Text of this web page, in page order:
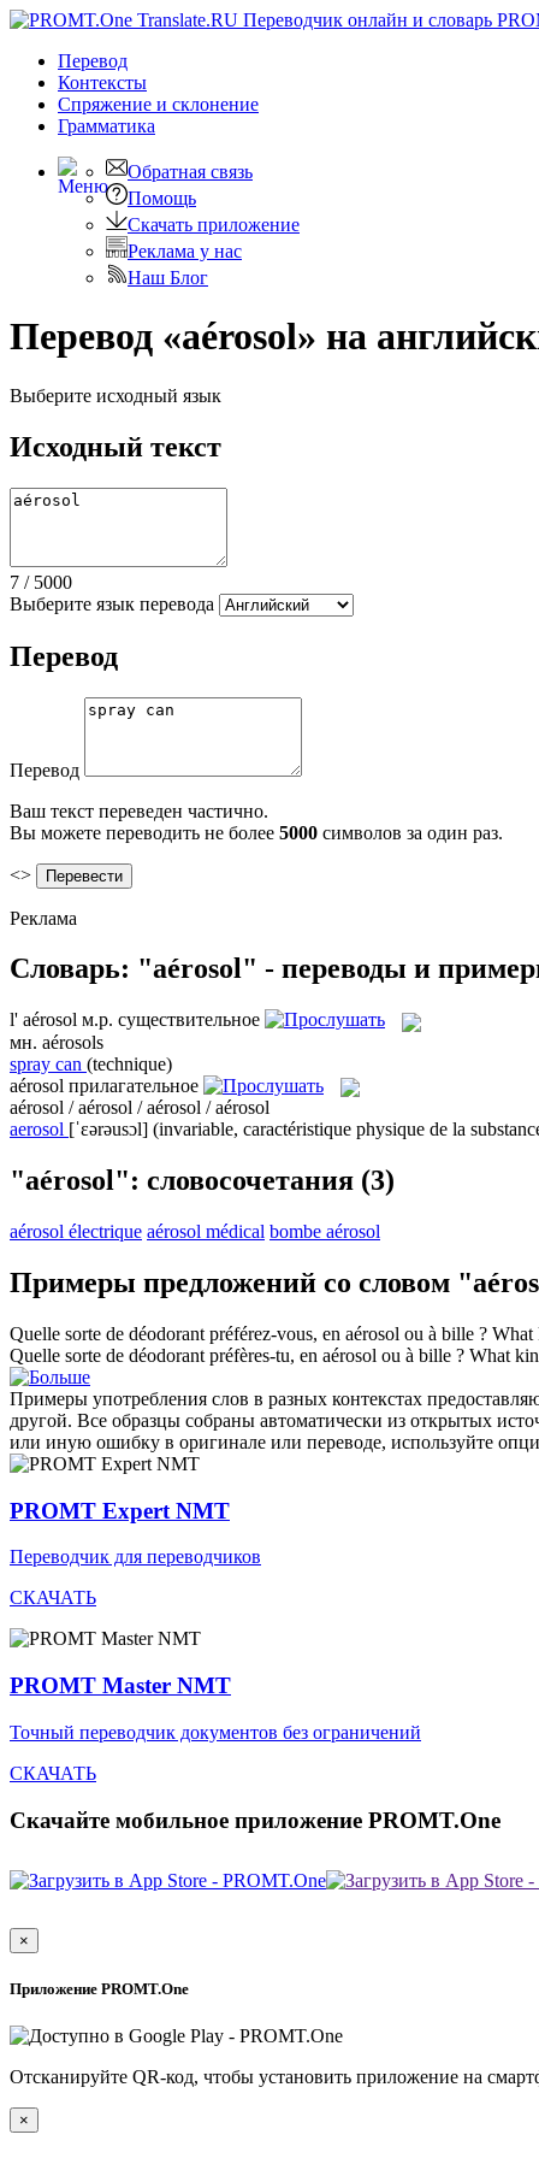
Перевод
Контексты
Спряжение и склонение
Грамматика
Обратная связь
Помощь
Скачать приложение
Реклама у нас
Наш Блог
Перевод «aérosol» на
Выберите исходный язык
Исходный текст
7 / 5000
Выберите язык перевода
Перевод
Перевод
Ваш текст переведен частично.
Вы можете переводить не более 5000 символов за один раз.
<>
Реклама
Словарь: "aérosol" - переводы и
l' aérosol м.р. существительное
мн. aérosols
spray can (technique)
aérosol прилагательное
aérosol / aérosol / aérosol / aérosol
aerosol [ˈɛərəusɔl] (invariable, caractéristique physique de la
"aérosol": словосочетания (3)
aérosol électrique aérosol médical bombe aérosol
Примеры предложений со словом
Quelle sorte de déodorant préférez-vous, en aérosol ou à bille ? What
Quelle sorte de déodorant préfères-tu, en aérosol ou à bille ? What
Примеры употребления слов в разных контекстах
другой. Все образцы собраны автоматически из открытых
или иную ошибку в оригинале или переводе, используйте
PROMT Expert NMT
Переводчик для переводчиков
СКАЧАТЬ
PROMT Master NMT
Точный переводчик документов без ограничений
СКАЧАТЬ
Скачайте мобильное приложение PROMT.One
×
Приложение PROMT.One
Отсканируйте QR-код, чтобы установить приложение на
×